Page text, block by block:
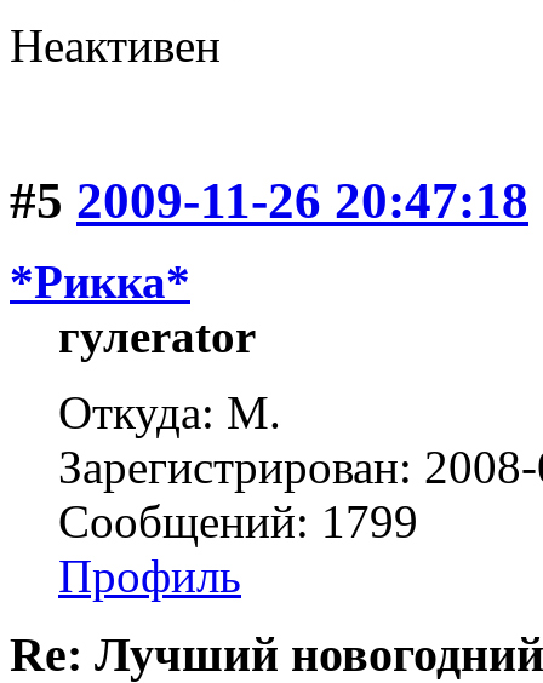
Неактивен
#5 2009-11-26 20:47:18
*Рикка*
гулеrator
Откуда: М.
Зарегистрирован:
Сообщений: 1799
Профиль
Re: Лучший